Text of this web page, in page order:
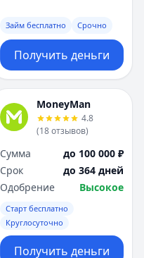
Хабаровск
Ч
Чебоксары
Челябинск
Я
Ярославль
Вся Россия
Хабаровск
Ч
Чебоксары
Челябинск
Я
Ярославль
Вся Россия
Займ бесплатно Срочно
Получить деньги
MoneyMan
4.8
(18отзывов)
Сумма
до 100 000 ₽
Срок
до 364 дней
Одобрение
Высокое
Старт бесплатно
Круглосуточно
Получить деньги